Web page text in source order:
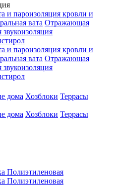
и пароизоляция кровли и
вата Отражающая
звукоизоляция
и пароизоляция кровли и
вата Отражающая
звукоизоляция
дома Хозблоки Террасы
дома Хозблоки Террасы
Полиэтиленовая
Полиэтиленовая